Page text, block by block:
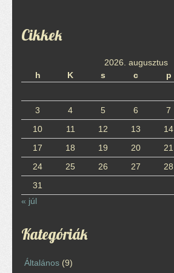
Cikkek
2026. augusztus
h
K s c p
3
4 5 6 7
10
11 12 13 14
17
18 19 20 21
24
25 26 27 28
31
« júl
Kategóriák
Általános (9)